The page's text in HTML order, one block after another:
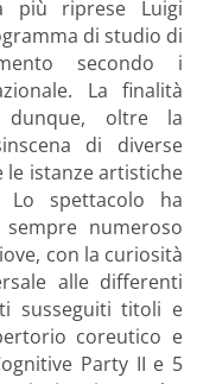
più riprese Luigi
di studio di
secondo i
La finalità
dunque, oltre la
di diverse
istanze artistiche
Lo spettacolo ha
numeroso
con la curiosità
alle differenti
susseguiti titoli e
coreutico e
Party II e 5